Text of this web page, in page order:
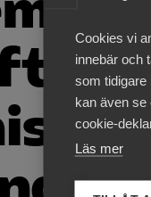
Cookies vi
innebär och
som tidigare
kan även se
cookie-
Läs mer